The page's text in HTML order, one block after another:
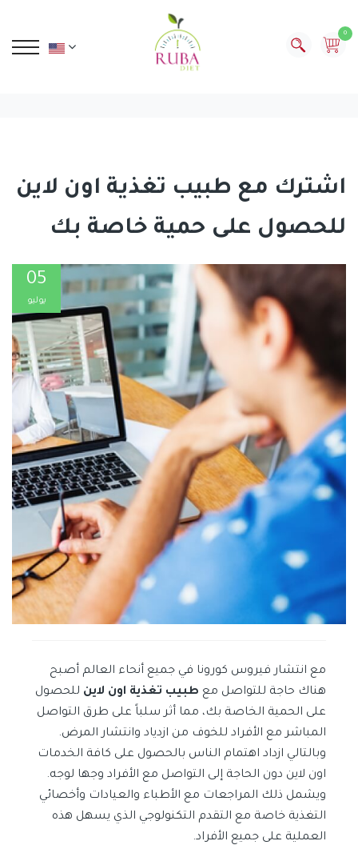
0
اشترك مع طبيب تغذية اون لاين
للحصول على حمية خاصة بك
05
يوليو
مع انتشار فيروس كورونا في جميع أنحاء العالم أصبح
هناك حاجة للتواصل مع طبيب تغذية اون لاين للحصول
على الحمية الخاصة بك، مما أثر سلباً على طرق التواصل
المباشر مع الأفراد للخوف من ازدياد وانتشار المرض.
وبالتالي ازداد اهتمام الناس بالحصول على كافة الخدمات
اون لاين دون الحاجة إلى التواصل مع الأفراد وجها لوجه.
ويشمل ذلك المراجعات مع الأطباء والعيادات وأخصائي
التغذية خاصة مع التقدم التكنولوجي الذي يسهل هذه
العملية على جميع الأفراد.